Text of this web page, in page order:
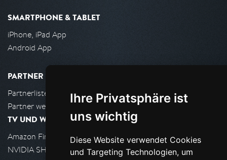
Ihre Privatsphäre ist
uns wichtig
Diese Website verwendet Cookies
und Targeting Technologien, um
SMARTPHONE & TABLET
iPhone, iPad App
Android App
PARTNER
Partnerliste
Partner werden
TV UND WOHNZIMMER
Amazon FireTV
NVIDIA SHIELD, Google TV